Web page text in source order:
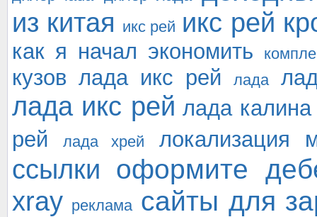
из китая икс рей икс рей
как я начал экономить
кузов лада икс рей лада
лада икс рей лада калина
рей
лада хрей локализация
ссылки оформите
xray реклама сайты для